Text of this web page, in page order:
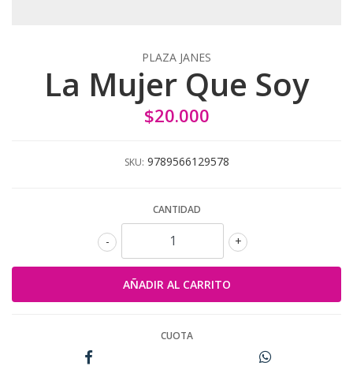
PLAZA JANES
La Mujer Que Soy
$20.000
SKU: 9789566129578
CANTIDAD
+
-
CUOTA